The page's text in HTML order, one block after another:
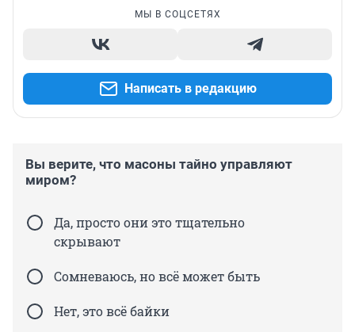
МЫ В СОЦСЕТЯХ
Написать в редакцию
Вы верите, что масоны тайно управляют
миром?
Да, просто они это тщательно
скрывают
Сомневаюсь, но всё может быть
Нет, это всё байки